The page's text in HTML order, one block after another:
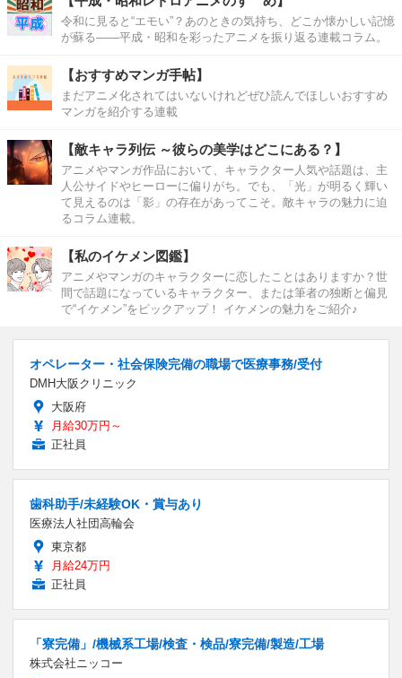
令和に見ると“エモい”？あのときの気持ち、どこか懐かしい記憶
が蘇る――平成・昭和を彩ったアニメを振り返る連載コラム。
【おすすめマンガ手帖】
まだアニメ化されてはいないけれどぜひ読んでほしいおすすめ
マンガを紹介する連載
【敵キャラ列伝 ～彼らの美学はどこにある？】
アニメやマンガ作品において、キャラクター人気や話題は、主
人公サイドやヒーローに偏りがち。でも、「光」が明るく輝い
て見えるのは「影」の存在があってこそ。敵キャラの魅力に迫
るコラム連載。
【私のイケメン図鑑】
アニメやマンガのキャラクターに恋したことはありますか？世
間で話題になっているキャラクター、または筆者の独断と偏見
で“イケメン”をピックアップ！ イケメンの魅力をご紹介♪
オペレーター・社会保険完備の職場で医療事務/受付
DMH大阪クリニック
大阪府
月給30万円～
正社員
歯科助手/未経験OK・賞与あり
医療法人社団高輪会
東京都
月給24万円
正社員
「寮完備」/機械系工場/検査・検品/寮完備/製造/工場
株式会社ニッコー